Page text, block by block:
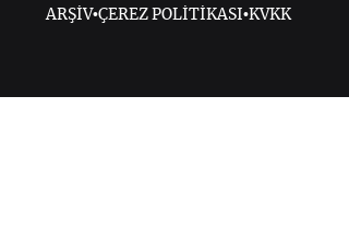
ARŞİV•ÇEREZ POLİTİKASI•KVKK